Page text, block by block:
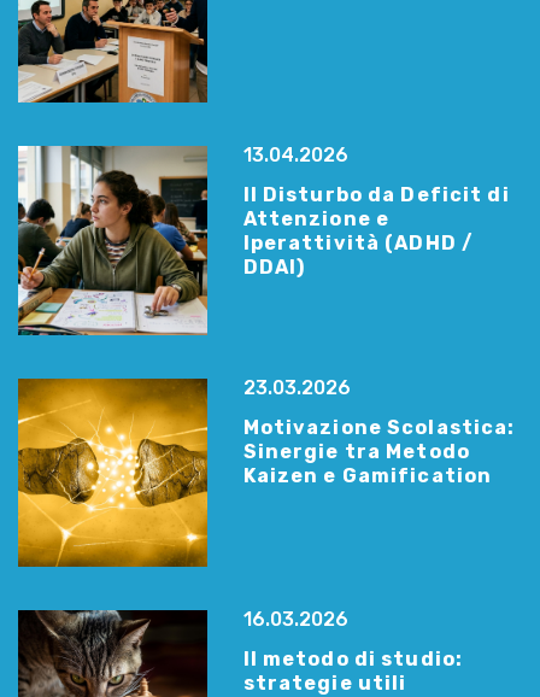
13.04.2026
Il Disturbo da Deficit di
Attenzione e
Iperattività (ADHD /
DDAI)
23.03.2026
Motivazione Scolastica:
Sinergie tra Metodo
Kaizen e Gamification
16.03.2026
Il metodo di studio:
strategie utili